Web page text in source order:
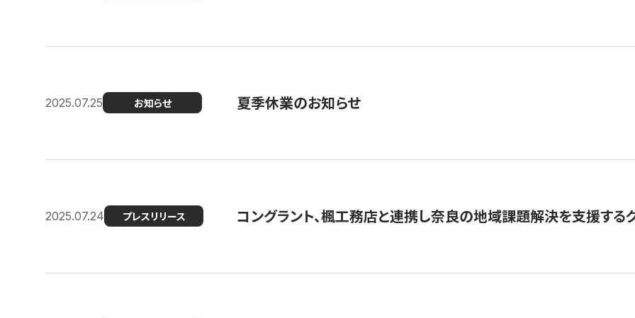
2025.07.25 お知らせ 夏季休業のお知らせ
2025.07.24 プレスリリース コングラント、楓工務店と連携し奈良の地域課題解決を支援する